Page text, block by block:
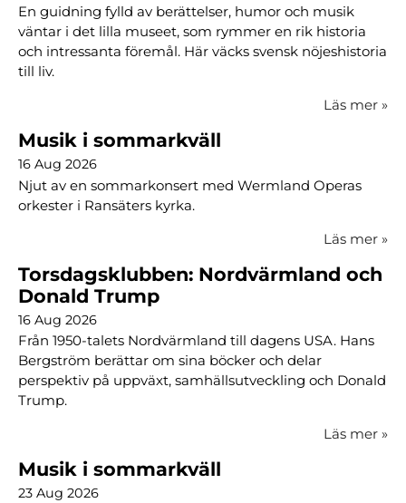
En guidning fylld av berättelser, humor och musik
väntar i det lilla museet, som rymmer en rik historia
och intressanta föremål. Här väcks svensk nöjeshistoria
till liv.
Läs mer »
Musik i sommarkväll
16 Aug 2026
Njut av en sommarkonsert med Wermland Operas
orkester i Ransäters kyrka.
Läs mer »
Torsdagsklubben: Nordvärmland och
Donald Trump
16 Aug 2026
Från 1950-talets Nordvärmland till dagens USA. Hans
Bergström berättar om sina böcker och delar
perspektiv på uppväxt, samhällsutveckling och Donald
Trump.
Läs mer »
Musik i sommarkväll
23 Aug 2026